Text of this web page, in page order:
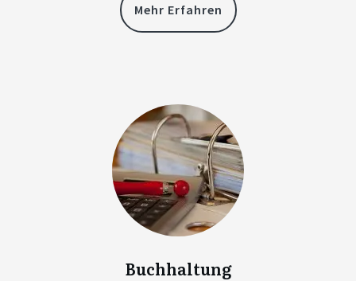
Mehr Erfahren
Buchhaltung